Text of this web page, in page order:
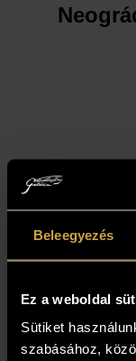
Beleegyezés
Ez a weboldal
Sütiket
szabásához,